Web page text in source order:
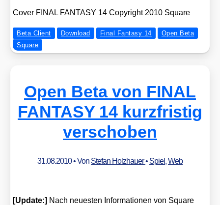
Cover FINAL FANTASY 14 Copy­right 2010 Squa­re
Beta Client Download Final Fantasy 14
Open Beta
Square
Open Beta von FINAL
FANTASY 14 kurzfristig
verschoben
31.08.2010• Von Stefan Holzhauer• Spiel,Web
[Update:] Nach neu­es­ten Infor­ma­tio­nen von Squa­re